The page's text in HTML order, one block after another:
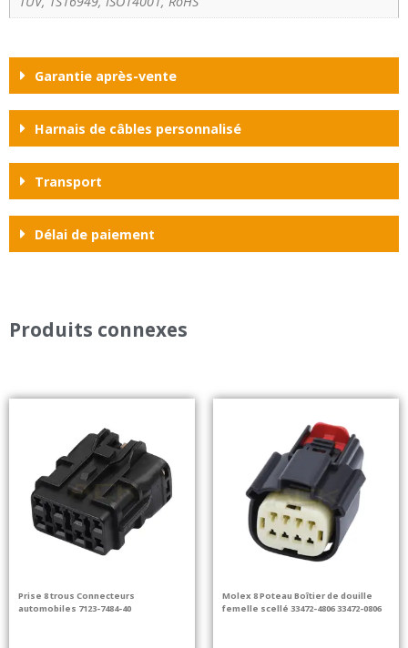
Garantie après-vente
Harnais de câbles personnalisé
Transport
Délai de paiement
Produits connexes
Prise 8 trous Connecteurs
automobiles 7123-7484-40
Molex 8 Poteau Boîtier de douille
femelle scellé 33472-4806 33472-0806